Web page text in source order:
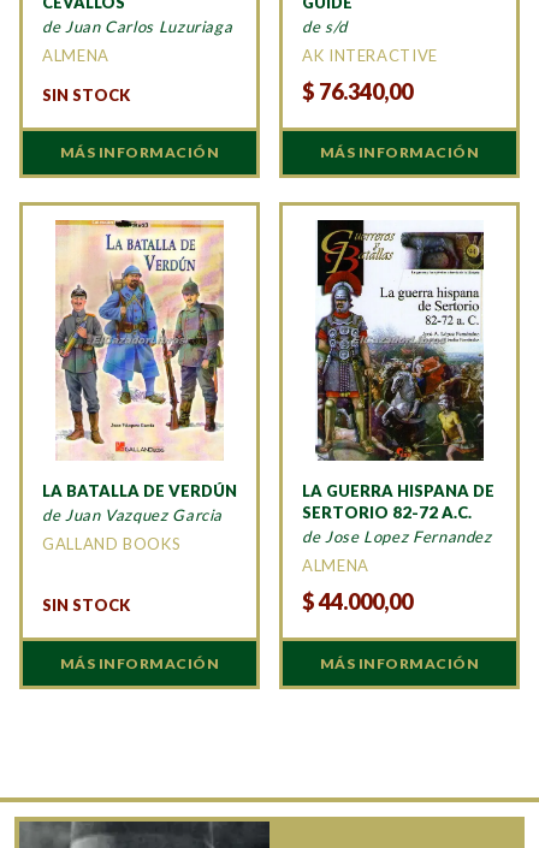
de Juan Carlos Luzuriaga
ALMENA
SIN STOCK
MÁS INFORMACIÓN
de s/d
AK INTERACTIVE
$ 76.340,00
MÁS INFORMACIÓN
LA BATALLA DE VERDÚN
de Juan Vazquez Garcia
GALLAND BOOKS
SIN STOCK
MÁS INFORMACIÓN
LA GUERRA HISPANA DE
SERTORIO 82-72 A.C.
de Jose Lopez Fernandez
ALMENA
$44.000,00
MÁS INFORMACIÓN